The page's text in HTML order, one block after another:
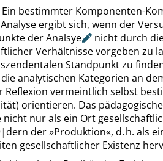
Ein bestimmter Komponenten-
ergibt sich, wenn der
derAnalsye
nicht durch
Verhältnisse vorgeben zu
Standpunkt zu
analytischen Kategorien an
Reflexion vermeintlich selbst
orientieren. Das
nicht nur als ein Ort
dern der»Produktion«, d. h. als
gesellschaftlicher Existenz